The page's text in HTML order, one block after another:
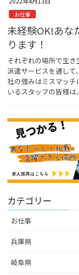
お仕事
未経験OK!あな
ります！
それぞれの場所で生
派遣サービスを通して
社の強みはミスマッチ
いるスタッフの皆様
カテゴリー
お仕事
兵庫県
岐阜県